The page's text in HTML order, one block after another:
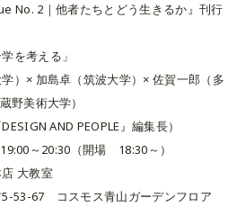
No. 2｜他者たちとどう生きるか』刊行
を考える」
）× 加島卓（筑波大学）× 佐賀一郎（多
野美術大学）
AND PEOPLE』編集長）
～20:30（開場 18:30～）
大教室
67 コスモス青山ガーデンフロア